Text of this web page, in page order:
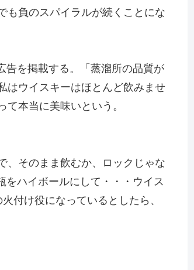
も負のスパイラルが続くことにな
告を掲載する。「蒸溜所の品質が
はウイスキーはほとんど飲みませ
本当に美味いという。
、そのまま飲むか、ロックじゃな
ハイボールにして・・・ウイス
付け役になっているとしたら、